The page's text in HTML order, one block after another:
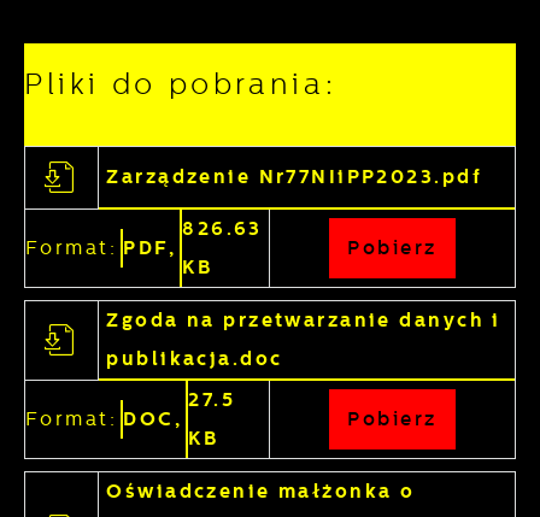
Pliki do pobrania:
Zarządzenie Nr77NIiPP2023.pdf
Format: PDF,
826.63
KB
Pobierz
Zgoda na przetwarzanie danych i
publikacja.doc
Format: DOC,
27.5
KB
Pobierz
Oświadczenie małżonka o